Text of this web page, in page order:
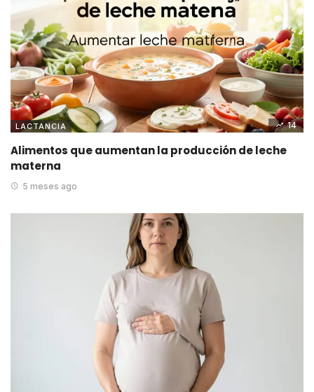
LACTANCIA 14
Alimentos que aumentan la producción de leche
materna
5 meses ago